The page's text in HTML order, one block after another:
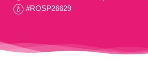
#ROSP26629